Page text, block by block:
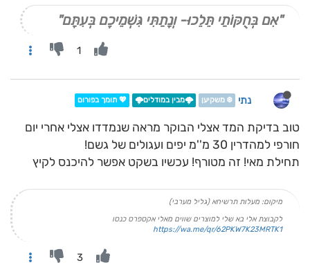
"אִם בְּחֻקּוֹתַי תֵּלֵכוּ- וְנָתַתִּי גִּשְׁמֵיכֶם בְּעִתָּם"
1
נתי ❄️ משקיען 🌩️מבין במודלים🌩️ 💖 תומך בפורום
טוב בדיקת המד אצלי הבוקר מראה שנמדדו אצלי אחרי יום
חורפי למהדרין 30 מ''מ יפים ועגולים של גשם!
תחילת מאי! זה מטורף! עכשיו בשקט אפשר להיכנס לקיץ
מיקום: מעלות תרשיחא (גליל מערבי)
לקבוצת אלי בא שלי למוצרים שווים מאלי אקספרס כנסו
https://wa.me/qr/62PKW7K23MRTK1
3